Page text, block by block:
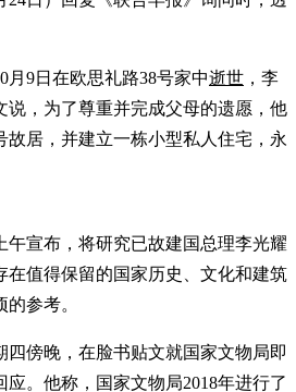
9日在欧思礼路38号家中逝世 ，李
说，为了尊重并完成父母的遗愿，他
故居，并建立一栋小型私人住宅，永
午宣布，将研究已故建国总理李光耀
在值得保留的国家历史、文化和建筑
参考。
四傍晚，在脸书贴文就国家文物局即
。他称，国家文物局2018年进行了